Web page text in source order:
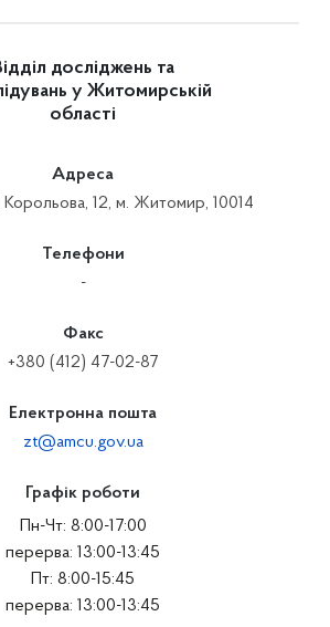
досліджень та
у Житомирській
області
Адреса
12, м. Житомир, 10014
Телефони
-
Факс
+380 (412) 47-02-87
Електронна пошта
zt@amcu.gov.ua
Графік роботи
Пн-Чт: 8:00-17:00
перерва: 13:00-13:45
Пт: 8:00-15:45
перерва: 13:00-13:45